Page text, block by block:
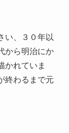
い、３０年以
から明治にか
かれていま
終わるまで元